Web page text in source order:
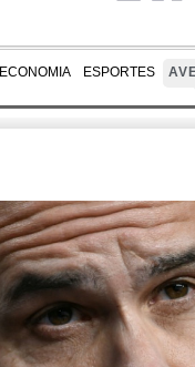
ECONOMIA ESPORTES